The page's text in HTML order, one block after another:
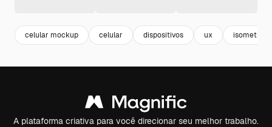
celular mockup celular dispositivos ux isometric
A plataforma criativa para você direcionar seu melhor trabalho.